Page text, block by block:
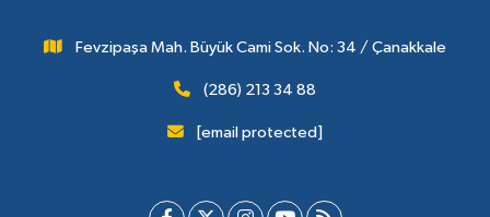
Fevzipaşa Mah. Büyük Cami Sok. No: 34 / Çanakkale
(286) 213 34 88
[email protected]